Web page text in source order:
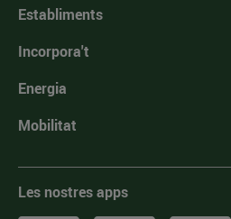
Establiments
Incorpora't
Energia
Mobilitat
Les nostres apps